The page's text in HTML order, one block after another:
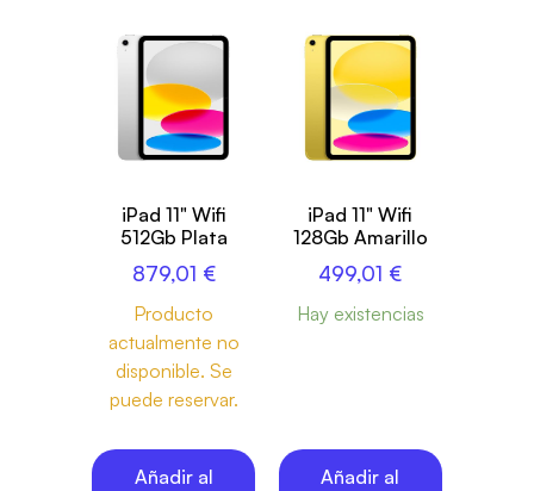
iPad 11" Wifi
512Gb Plata
879,01 €
Producto
actualmente no
disponible. Se
puede reservar.
Añadir al
iPad 11" Wifi
128Gb Amarillo
499,01 €
Hay existencias
Añadir al